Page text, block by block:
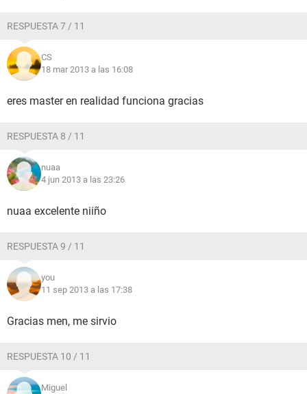
RESPUESTA 7 / 11
CS
18 mar 2013 a las 16:08
eres master en realidad funciona gracias
RESPUESTA 8 / 11
nuaa
4 jun 2013 a las 23:26
nuaa excelente niiño
RESPUESTA 9 / 11
you
11 sep 2013 a las 17:38
Gracias men, me sirvio
RESPUESTA 10 / 11
Miguel